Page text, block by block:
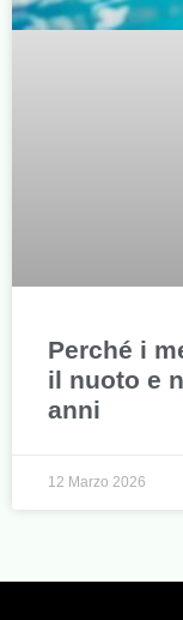
Perché i
il nuoto e
anni
12 Marzo 2026